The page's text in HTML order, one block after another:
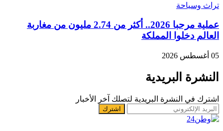
تراث وسياحة
عملية مرحبا 2026.. أكثر من 2.74 مليون من مغاربة
العالم دخلوا المملكة
05 أغسطس 2026
النشرة البريدية
اشترك في النشرة البريدية لتصلك آخر الأخبار